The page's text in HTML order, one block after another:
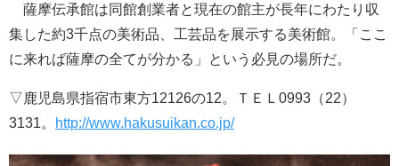
薩摩伝承館は同館創業者と現在の館主が長年にわたり収
集した約3千点の美術品、工芸品を展示する美術館。「ここ
に来れば薩摩の全てが分かる」という必見の場所だ。
▽鹿児島県指宿市東方12126の12。ＴＥＬ0993（22）
3131。
http://www.hakusuikan.co.jp/